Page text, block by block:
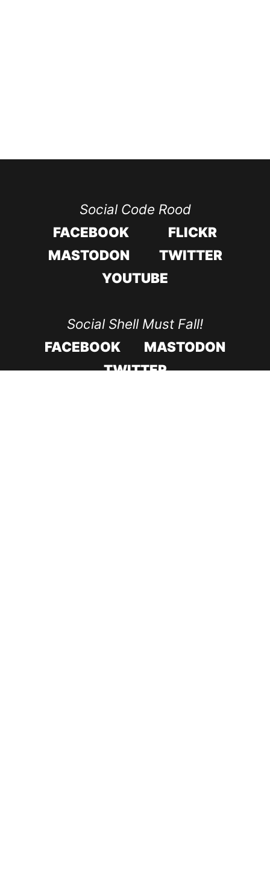
Social Code Rood
FACEBOOK
FLICKR
MASTODON
TWITTER
YOUTUBE
Social Shell Must Fall!
FACEBOOK
MASTODON
TWITTER